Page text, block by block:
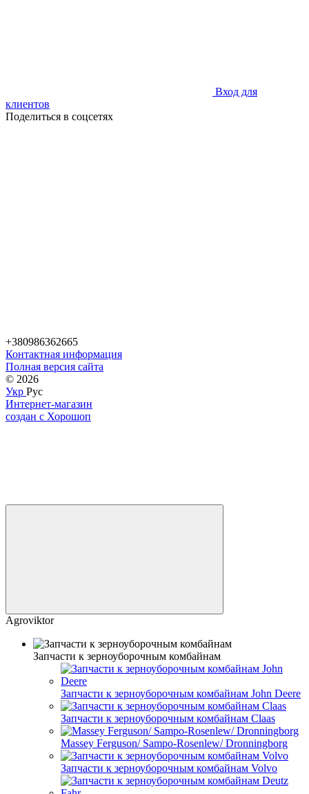
Вход для
клиентов
Поделиться в соцсетях
+380986362665
Контактная информация
Полная версия сайта
© 2026
Укр Рус
Интернет-магазин
создан с Хорошоп
Agroviktor
Запчасти к зерноуборочным комбайнам
Запчасти к зерноуборочным комбайнам John Deere
Запчасти к зерноуборочным комбайнам Claas
Massey Ferguson/ Sampo-Rosenlew/ Dronningborg
Запчасти к зерноуборочным комбайнам Volvo